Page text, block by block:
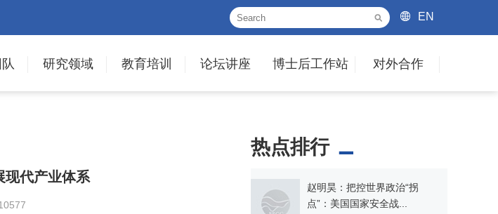
EN
研究领域 教育培训 论坛讲座 博士后工作站 对外合作
现代产业体系
热点排行
赵明昊：把控世界政治“拐
点”：美国国家安全战...